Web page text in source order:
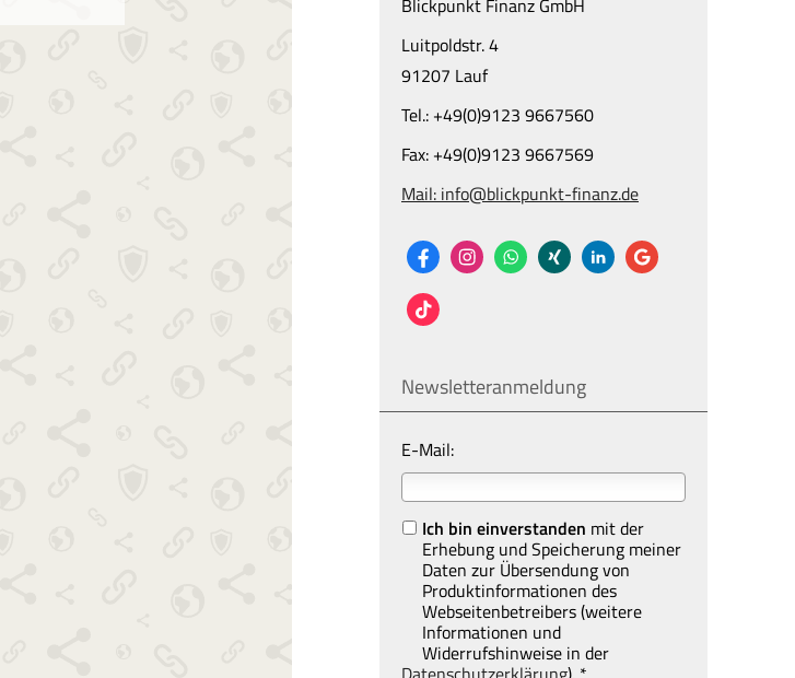
Blickpunkt Finanz GmbH
Luitpoldstr. 4
91207 Lauf
Tel.: +49(0)9123 9667560
Fax: +49(0)9123 9667569
Mail: info@blickpunkt-finanz.de
Newsletteranmeldung
E-Mail:
Ich bin einverstanden mit der
Erhebung und Speicherung meiner
Daten zur Übersendung von
Produktinformationen des
Webseitenbetreibers (weitere
Informationen und
Widerrufshinweise in der